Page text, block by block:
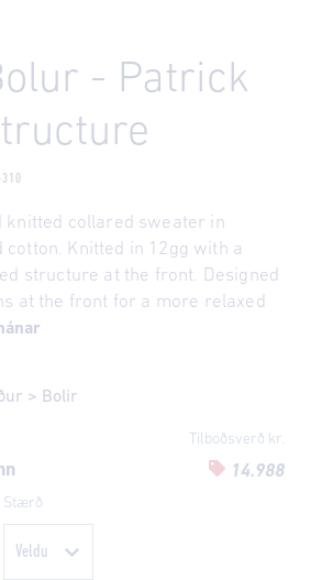
- Patrick
knitted collared sweater in
cotton. Knitted in 12gg with a
structure at the front. Designed
at the front for a more relaxed
> Bolir
Tilboðsverð kr.
14.988
Stærð